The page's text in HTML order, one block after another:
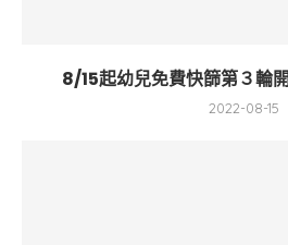
8/15起幼兒免費快篩第３輪
2022-08-15